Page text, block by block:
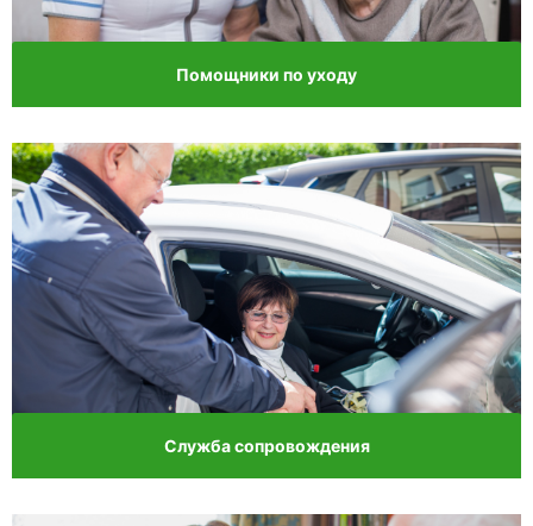
Помощники по уходу
Служба сопровождения